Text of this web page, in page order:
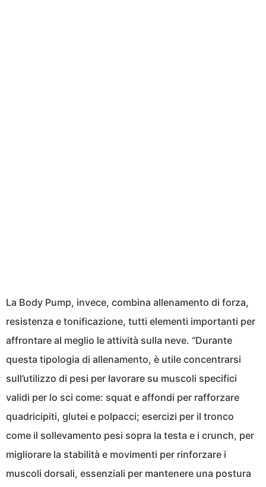
La Body Pump, invece, combina allenamento di forza,
resistenza e tonificazione, tutti elementi importanti per
affrontare al meglio le attività sulla neve. “Durante
questa tipologia di allenamento, è utile concentrarsi
sull’utilizzo di pesi per lavorare su muscoli specifici
validi per lo sci come: squat e affondi per rafforzare
quadricipiti, glutei e polpacci; esercizi per il tronco
come il sollevamento pesi sopra la testa e i crunch, per
migliorare la stabilità e movimenti per rinforzare i
muscoli dorsali, essenziali per mantenere una postura